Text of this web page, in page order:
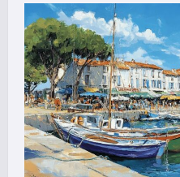
ADA
pour
louer
une
voiture
à
Paris
15ème
:
pratiques
et
horaires